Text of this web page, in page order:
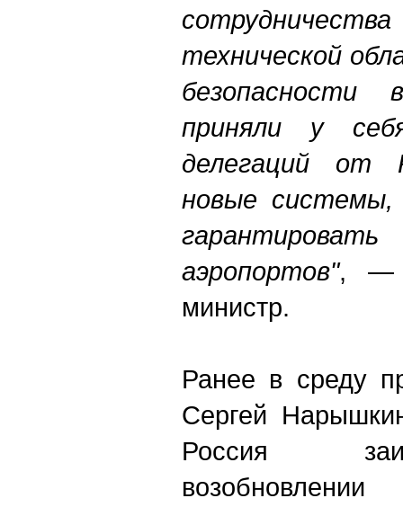
технической
приняли у
делегаций
новые системы,
аэропортов", —
министр.
Ранее в среду
Сергей
Россия